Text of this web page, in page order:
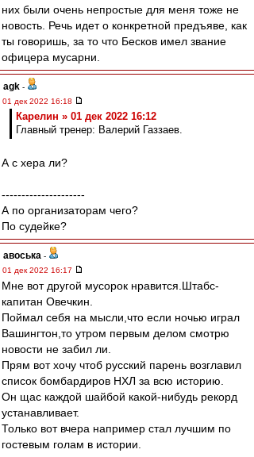
них были очень непростые для меня тоже не
новость. Речь идет о конкретной предъяве, как
ты говоришь, за то что Бесков имел звание
офицера мусарни.
agk -
01 дек 2022 16:18
Карелин » 01 дек 2022 16:12
Главный тренер: Валерий Газзаев.
А с хера ли?
---------------------
А по организаторам чего?
По судейке?
авоська -
01 дек 2022 16:17
Мне вот другой мусорок нравится.Штабс-
капитан Овечкин.
Поймал себя на мысли,что если ночью играл
Вашингтон,то утром первым делом смотрю
новости не забил ли.
Прям вот хочу чтоб русский парень возглавил
список бомбардиров НХЛ за всю историю.
Он щас каждой шайбой какой-нибудь рекорд
устанавливает.
Только вот вчера например стал лучшим по
гостевым голам в истории.